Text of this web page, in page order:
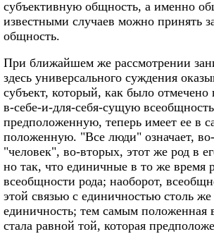
субъективную общность, а именно
известными случаев можно принять
общность.
При ближайшем же рассмотрении
здесь универсального суждения
субъект, который, как было
в-себе-и-для-себя-сущую
предположенную, теперь имеет ее в
положенную. "Все люди" означает,
"человек", во-вторых, этот же род в
но так, что единичные в то же время
всеобщности рода; наоборот,
этой связью с единичностью столь
единичность; тем самым положенная
стала равной той, которая